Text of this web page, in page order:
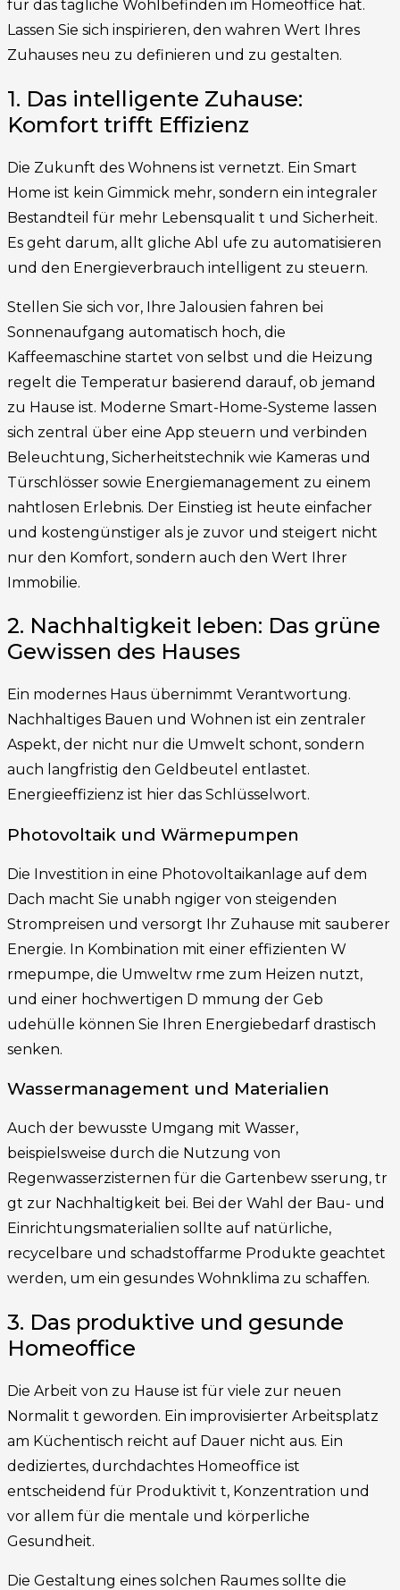
für das tägliche Wohlbefinden im Homeoffice hat.
Lassen Sie sich inspirieren, den wahren Wert Ihres
Zuhauses neu zu definieren und zu gestalten.
1. Das intelligente Zuhause:
Komfort trifft Effizienz
Die Zukunft des Wohnens ist vernetzt. Ein Smart
Home ist kein Gimmick mehr, sondern ein integraler
Bestandteil für mehr Lebensqualit t und Sicherheit.
Es geht darum, allt gliche Abl ufe zu automatisieren
und den Energieverbrauch intelligent zu steuern.
Stellen Sie sich vor, Ihre Jalousien fahren bei
Sonnenaufgang automatisch hoch, die
Kaffeemaschine startet von selbst und die Heizung
regelt die Temperatur basierend darauf, ob jemand
zu Hause ist. Moderne Smart-Home-Systeme lassen
sich zentral über eine App steuern und verbinden
Beleuchtung, Sicherheitstechnik wie Kameras und
Türschlösser sowie Energiemanagement zu einem
nahtlosen Erlebnis. Der Einstieg ist heute einfacher
und kostengünstiger als je zuvor und steigert nicht
nur den Komfort, sondern auch den Wert Ihrer
Immobilie.
2. Nachhaltigkeit leben: Das grüne
Gewissen des Hauses
Ein modernes Haus übernimmt Verantwortung.
Nachhaltiges Bauen und Wohnen ist ein zentraler
Aspekt, der nicht nur die Umwelt schont, sondern
auch langfristig den Geldbeutel entlastet.
Energieeffizienz ist hier das Schlüsselwort.
Photovoltaik und Wärmepumpen
Die Investition in eine Photovoltaikanlage auf dem
Dach macht Sie unabh ngiger von steigenden
Strompreisen und versorgt Ihr Zuhause mit sauberer
Energie. In Kombination mit einer effizienten W
rmepumpe, die Umweltw rme zum Heizen nutzt,
und einer hochwertigen D mmung der Geb
udehülle können Sie Ihren Energiebedarf drastisch
senken.
Wassermanagement und Materialien
Auch der bewusste Umgang mit Wasser,
beispielsweise durch die Nutzung von
Regenwasserzisternen für die Gartenbew sserung, tr
gt zur Nachhaltigkeit bei. Bei der Wahl der Bau- und
Einrichtungsmaterialien sollte auf natürliche,
recycelbare und schadstoffarme Produkte geachtet
werden, um ein gesundes Wohnklima zu schaffen.
3. Das produktive und gesunde
Homeoffice
Die Arbeit von zu Hause ist für viele zur neuen
Normalit t geworden. Ein improvisierter Arbeitsplatz
am Küchentisch reicht auf Dauer nicht aus. Ein
dediziertes, durchdachtes Homeoffice ist
entscheidend für Produktivit t, Konzentration und
vor allem für die mentale und körperliche
Gesundheit.
Die Gestaltung eines solchen Raumes sollte die